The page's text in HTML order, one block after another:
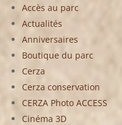
Accès au parc
Actualités
Anniversaires
Boutique du parc
Cerza
Cerza conservation
CERZA Photo ACCESS
Cinéma 3D